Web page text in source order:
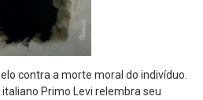
contra a morte moral do indivíduo.
Primo Levi relembra seu